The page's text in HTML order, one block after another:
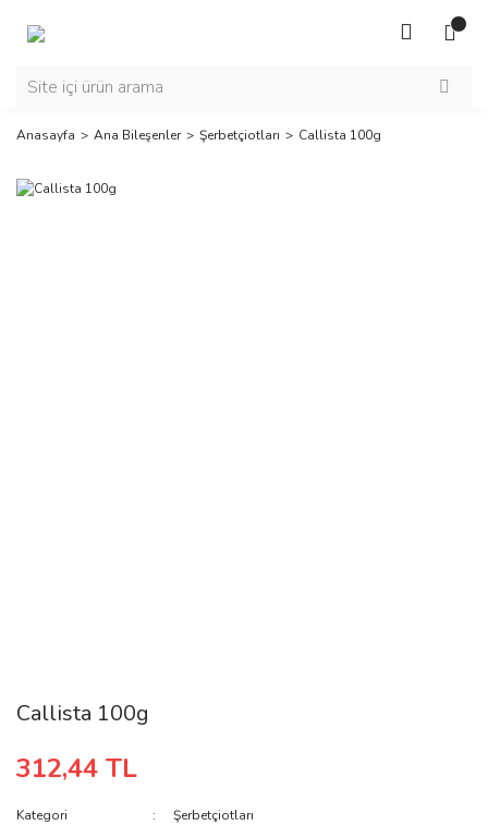
Anasayfa Ana Bileşenler Şerbetçiotları Callista 100g
Callista 100g
312,44 TL
Kategori
Şerbetçiotları